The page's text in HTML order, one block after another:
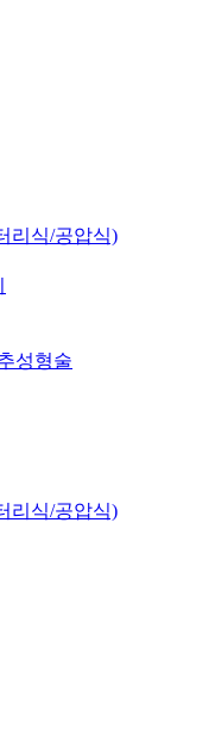
리식/공압식)
성형술
리식/공압식)